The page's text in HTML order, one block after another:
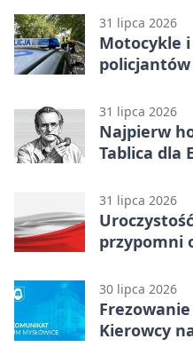
31 lipca 2026
Motocykle
policjantów
31 lipca 2026
Najpierw
Tablica dla
31 lipca 2026
przypomni
30 lipca 2026
Kierowcy